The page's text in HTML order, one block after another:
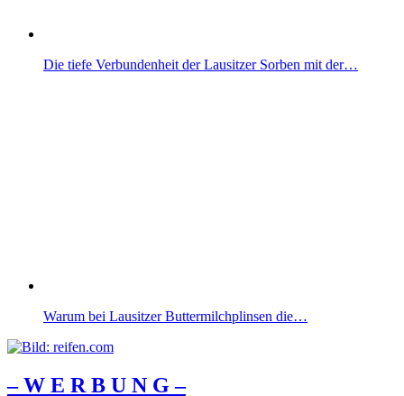
Die tiefe Verbundenheit der Lausitzer Sorben mit der…
Warum bei Lausitzer Buttermilchplinsen die…
– W Ε R Β U Ν G –